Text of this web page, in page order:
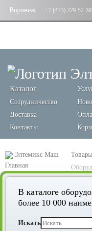
Воронеж +7 (473) 229-52-30
Каталог
Сотрудничество
Доставка
Контакты
Элтемикс Маш
Товары
В каталоге
более 10 000
Искать